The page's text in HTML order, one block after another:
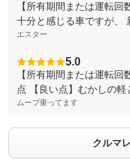
【所有期間または運転
十分と感じる車ですが、
エスター
5.0
【所有期間または運転
点 【良い点】むかしの軽
ムーブ乗ってます
クルマ